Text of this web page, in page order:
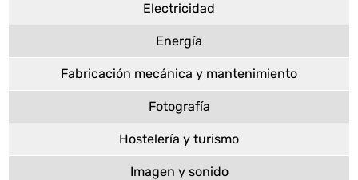
Electricidad
Energía
Fabricación mecánica y mantenimiento
Fotografía
Hostelería y turismo
Imagen y sonido